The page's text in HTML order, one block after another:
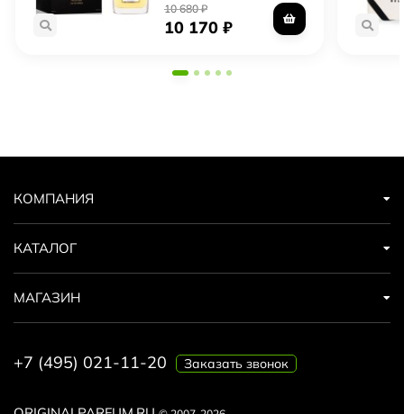
10 680₽
10 170₽
КОМПАНИЯ
КАТАЛОГ
МАГАЗИН
+7 (495) 021-11-20 Заказать звонок